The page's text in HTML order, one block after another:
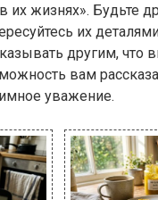
их жизнях». Будьте
их
другим, что
вам
уважение.